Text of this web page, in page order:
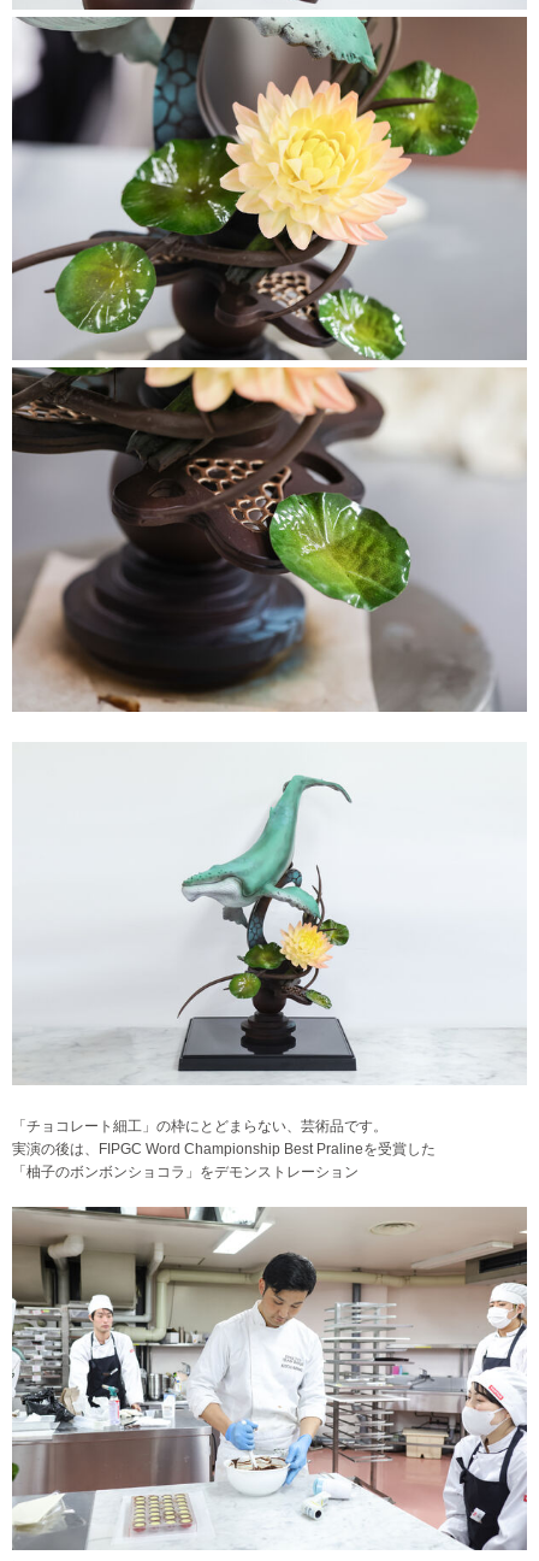
「チョコレート細工」の枠にとどまらない、芸術品です。
実演の後は、FIPGC Word Championship Best Pralineを受賞した
「柚子のボンボンショコラ」をデモンストレーション